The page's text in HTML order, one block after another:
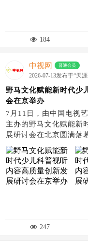
184
中视网 普通会员
2026-07-13发布于“天
野马文化赋能新时代少
会在京举办
7月11日，由中国电视
主办的野马文化赋能新
展研讨会在北京圆满落
247